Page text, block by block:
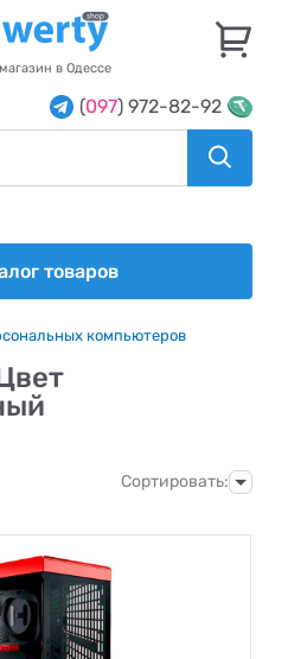
в Одессе
(097) 972-82-92
товаров
компьютеров
Сортировать: